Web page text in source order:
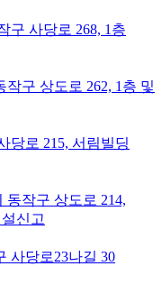
구 사당로 268, 1층
작구 상도로 262, 1층 및
당로 215, 서림빌딩
동작구 상도로 214,
신고
사당로23나길 30